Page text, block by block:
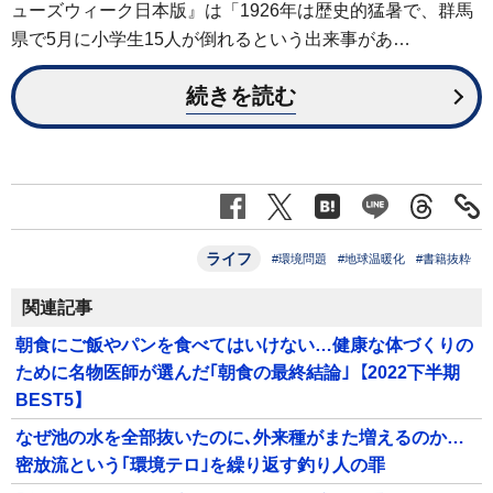
ューズウィーク日本版』は「1926年は歴史的猛暑で、群馬
県で5月に小学生15人が倒れるという出来事があ…
続きを読む
ライフ #環境問題 #地球温暖化 #書籍抜粋
関連記事
朝食にご飯やパンを食べてはいけない…健康な体づくりの
ために名物医師が選んだ｢朝食の最終結論｣【2022下半期
BEST5】
なぜ池の水を全部抜いたのに､外来種がまた増えるのか…
密放流という｢環境テロ｣を繰り返す釣り人の罪